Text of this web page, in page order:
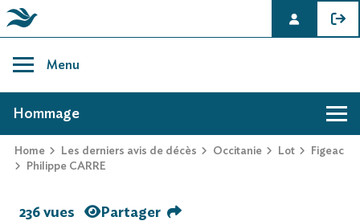
content
Menu
AVIS DE DÉCÈS DE PHILIPPE CARRE
Home Les derniers avis de décès Occitanie Lot
Figeac
Philippe CARRE
Hommage
236 vues Partager